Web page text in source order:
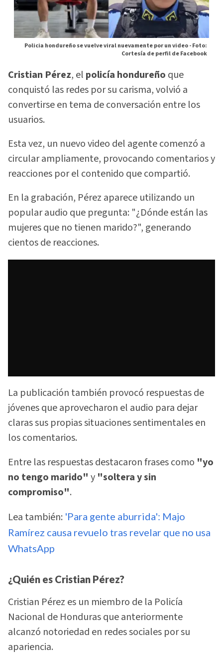
Policia hondureño se vuelve viral nuevamente por un video -Foto:
Cortesía de perfil de Facebook
Cristian Pérez, el policía hondureño que
conquistó las redes por su carisma, volvió a
convertirse en tema de conversación entre los
usuarios.
Esta vez, un nuevo video del agente comenzó a
circular ampliamente, provocando comentarios y
reacciones por el contenido que compartió.
En la grabación, Pérez aparece utilizando un
popular audio que pregunta: "¿Dónde están las
mujeres que no tienen marido?", generando
cientos de reacciones.
La publicación también provocó respuestas de
jóvenes que aprovecharon el audio para dejar
claras sus propias situaciones sentimentales en
los comentarios.
Entre las respuestas destacaron frases como "yo
no tengo marido" y "soltera y sin
compromiso".
Lea también: 'Para gente aburrida': Majo
Ramírez causa revuelo tras revelar que no usa
WhatsApp
¿Quién es Cristian Pérez?
Cristian Pérez es un miembro de la Policía
Nacional de Honduras que anteriormente
alcanzó notoriedad en redes sociales por su
apariencia.